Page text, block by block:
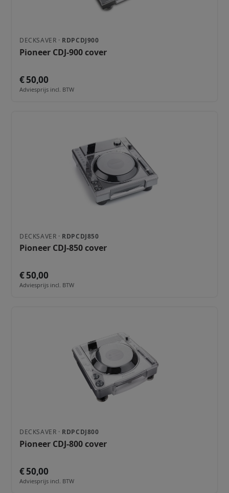
DECKSAVER · RDPCDJ900
Pioneer CDJ-900 cover
€ 50,00
Adviesprijs incl. BTW
DECKSAVER · RDPCDJ850
Pioneer CDJ-850 cover
€ 50,00
Adviesprijs incl. BTW
DECKSAVER · RDPCDJ800
Pioneer CDJ-800 cover
€ 50,00
Adviesprijs incl. BTW